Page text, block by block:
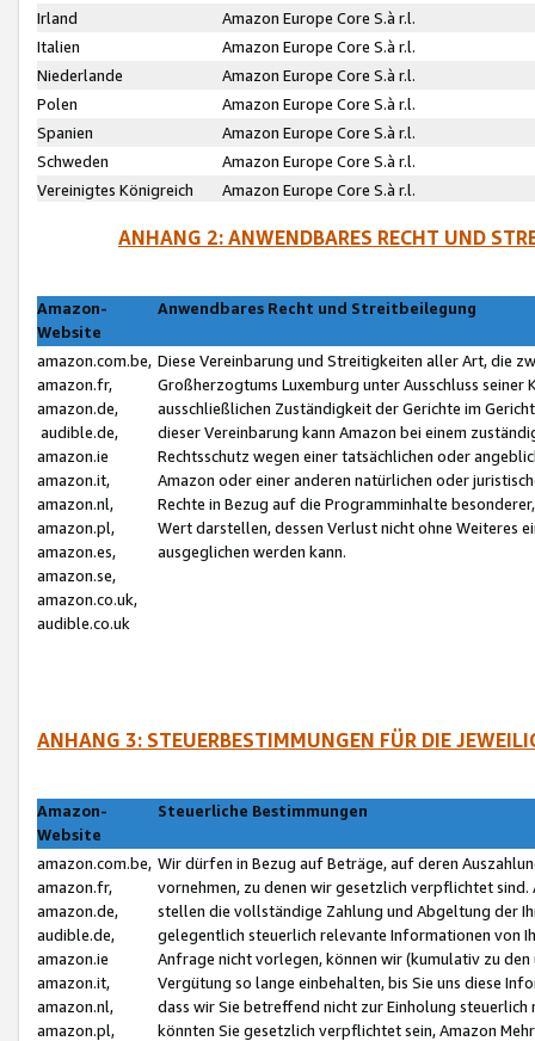
Irland
Amazon Europe Core S.à r.l.
Italien
Amazon Europe Core S.à r.l.
Niederlande
Amazon Europe Core S.à r.l.
Polen
Amazon Europe Core S.à r.l.
Spanien
Amazon Europe Core S.à r.l.
Schweden
Amazon Europe Core S.à r.l.
Vereinigtes Königreich
Amazon Europe Core S.à r.l.
ANHANG 2: ANWENDBARES RECHT UND
Amazon-
Website
Anwendbares Recht und Streitbeilegung
amazon.com.be,
amazon.fr,
amazon.de,
audible.de,
amazon.ie
amazon.it,
amazon.nl,
amazon.pl,
amazon.es,
amazon.se,
amazon.co.uk,
audible.co.uk
Diese Vereinbarung und Streitigkeiten aller Art, die
Großherzogtums Luxemburg unter Ausschluss
ausschließlichen Zuständigkeit der Gerichte im
dieser Vereinbarung kann Amazon bei einem
Rechtsschutz wegen einer tatsächlichen oder
Amazon oder einer anderen natürlichen oder
Rechte in Bezug auf die Programminhalte
Wert darstellen, dessen Verlust nicht ohne Weiteres
ausgeglichen werden kann.
ANHANG 3: STEUERBESTIMMUNGEN FÜR DIE
Amazon-
Website
Steuerliche Bestimmungen
amazon.com.be,
amazon.fr,
amazon.de,
audible.de,
amazon.ie
amazon.it,
amazon.nl,
amazon.pl,
Wir dürfen in Bezug auf Beträge, auf deren
vornehmen, zu denen wir gesetzlich verpflichtet
stellen die vollständige Zahlung und Abgeltung der
gelegentlich steuerlich relevante Informationen von
Anfrage nicht vorlegen, können wir (kumulativ zu
Vergütung so lange einbehalten, bis Sie uns diese
dass wir Sie betreffend nicht zur Einholung
könnten Sie gesetzlich verpflichtet sein, Amazon